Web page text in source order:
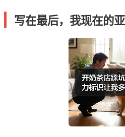
写在最后，我现在的